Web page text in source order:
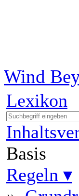
Wind
Lexikon
Basis
Regeln ▾